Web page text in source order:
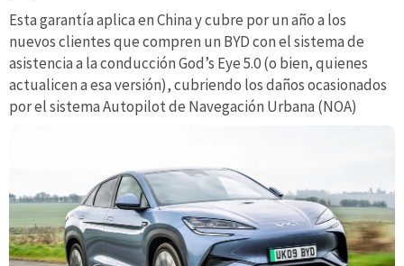
Esta garantía aplica en China y cubre por un año a los
nuevos clientes que compren un BYD con el sistema de
asistencia a la conducción God’s Eye 5.0 (o bien, quienes
actualicen a esa versión), cubriendo los daños ocasionados
por el sistema Autopilot de Navegación Urbana (NOA)